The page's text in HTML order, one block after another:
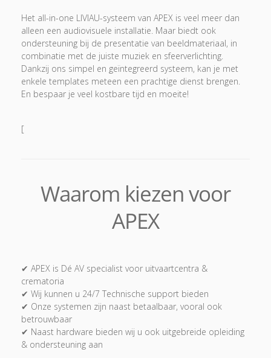
Het all-in-one LIVIAU-systeem van APEX is veel meer dan
alleen een audiovisuele installatie. Maar biedt ook
ondersteuning bij de presentatie van beeldmateriaal, in
combinatie met de juiste muziek en sfeerverlichting.
Dankzij ons simpel en geïntegreerd systeem, kan je met
enkele templates meteen een prachtige dienst brengen.
En bespaar je veel kostbare tijd en moeite!
[
Waarom kiezen voor
APEX
✔ APEX is Dé AV specialist voor uitvaartcentra &
crematoria
✔ Wij kunnen u 24/7 Technische support bieden
✔ Onze systemen zijn naast betaalbaar, vooral ook
betrouwbaar
✔ Naast hardware bieden wij u ook uitgebreide opleiding
& ondersteuning aan